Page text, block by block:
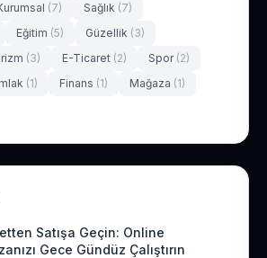
(7) Sağlık (7)
Eğitim (5) Güzellik (3)
(3) E-Ticaret (2) Spor (2)
(1) Finans (1) Mağaza (1)
Satışa Geçin: Online
Gece Gündüz Çalıştırın